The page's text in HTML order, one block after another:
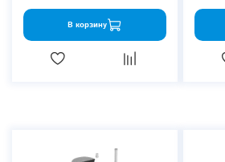
В корзину